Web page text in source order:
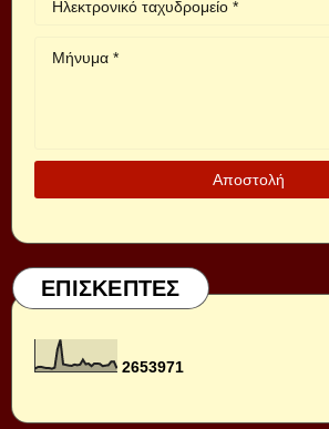
ΕΠΙΣΚΕΠΤΕΣ
2653971